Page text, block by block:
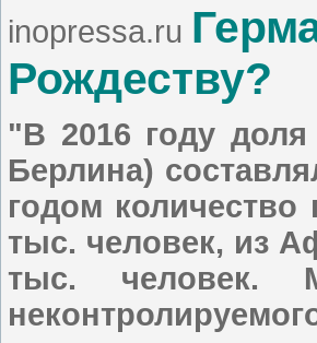
inopressa.ru
Рождеству?
"В 2016 году
Берлина)
годом
тыс. человек, из
тыс. человек.